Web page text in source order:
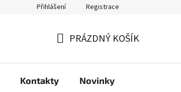
Přihlášení Registrace
KOŠÍK
PRÁZDNÝ KOŠÍK
Kontakty Novinky